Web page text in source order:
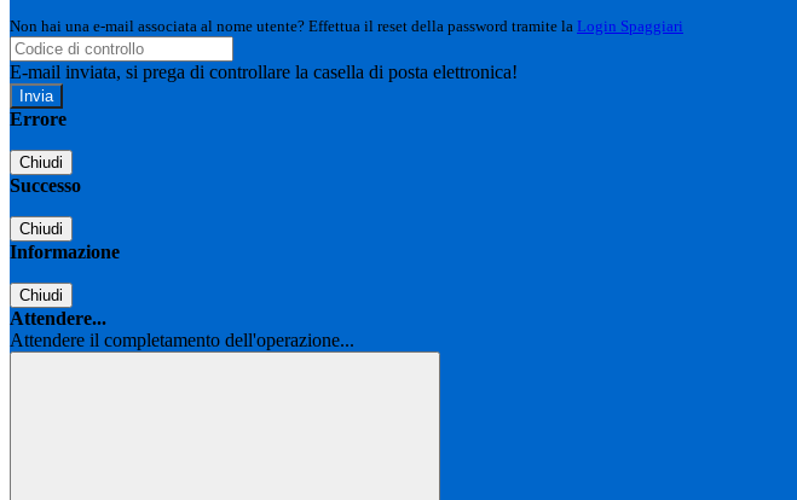
Non hai una e-mail associata al nome utente? Effettua il reset della password tramite la Login Spaggiari
E-mail inviata, si prega di controllare la casella di posta elettronica!
Errore
Chiudi
Successo
Chiudi
Informazione
Chiudi
Attendere...
Attendere il completamento dell'operazione...